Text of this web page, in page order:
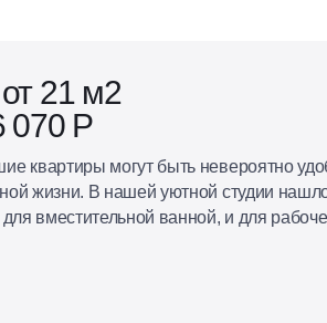
21 м2
070 Р
квартиры могут быть невероятно
жизни. В нашей уютной студии
вместительной ванной, и для